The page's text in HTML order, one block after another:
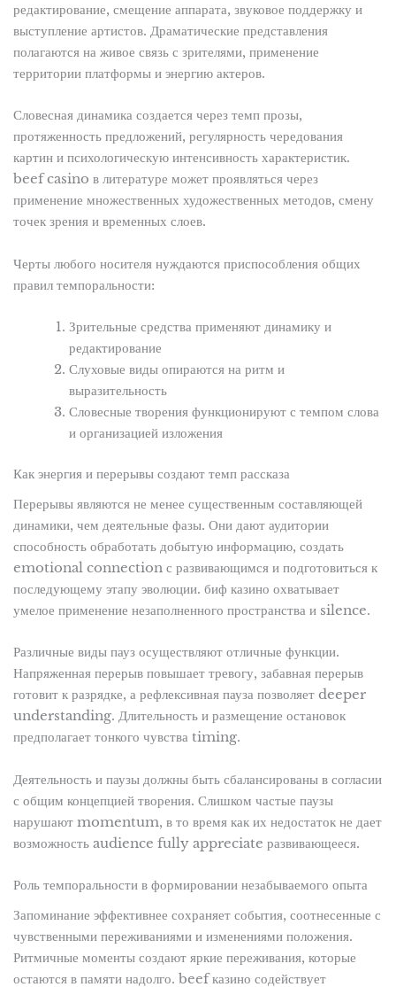
редактирование, смещение аппарата, звуковое поддержку и
выступление артистов. Драматические представления
полагаются на живое связь с зрителями, применение
территории платформы и энергию актеров.
Словесная динамика создается через темп прозы,
протяженность предложений, регулярность чередования
картин и психологическую интенсивность характеристик.
beef casino в литературе может проявляться через
применение множественных художественных методов, смену
точек зрения и временных слоев.
Черты любого носителя нуждаются приспособления общих
правил темпоральности:
Зрительные средства применяют динамику и
редактирование
Слуховые виды опираются на ритм и
выразительность
Словесные творения функционируют с темпом слова
и организацией изложения
Как энергия и перерывы создают темп рассказа
Перерывы являются не менее существенным составляющей
динамики, чем деятельные фазы. Они дают аудитории
способность обработать добытую информацию, создать
emotional connection с развивающимся и подготовиться к
последующему этапу эволюции. биф казино охватывает
умелое применение незаполненного пространства и silence.
Различные виды пауз осуществляют отличные функции.
Напряженная перерыв повышает тревогу, забавная перерыв
готовит к разрядке, а рефлексивная пауза позволяет deeper
understanding. Длительность и размещение остановок
предполагает тонкого чувства timing.
Деятельность и паузы должны быть сбалансированы в согласии
с общим концепцией творения. Слишком частые паузы
нарушают momentum, в то время как их недостаток не дает
возможность audience fully appreciate развивающееся.
Роль темпоральности в формировании незабываемого опыта
Запоминание эффективнее сохраняет события, соотнесенные с
чувственными переживаниями и изменениями положения.
Ритмичные моменты создают яркие переживания, которые
остаются в памяти надолго. beef казино содействует